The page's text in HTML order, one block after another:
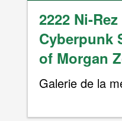
2222 Ni-
Cyberpunk
of Morgan
Galerie de la